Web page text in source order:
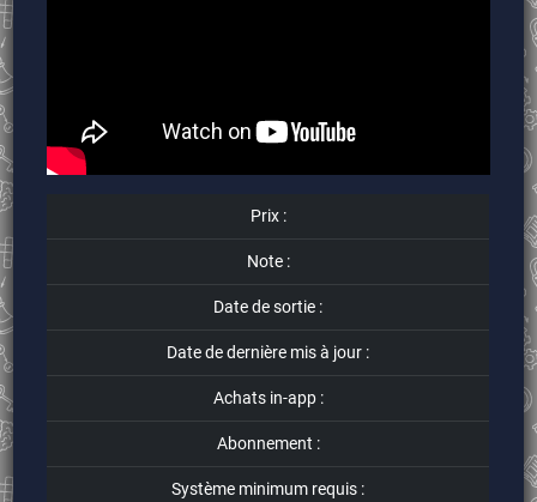
Prix :
Note :
Date de sortie :
Date de dernière mis à jour :
Achats in-app :
Abonnement :
Système minimum requis :